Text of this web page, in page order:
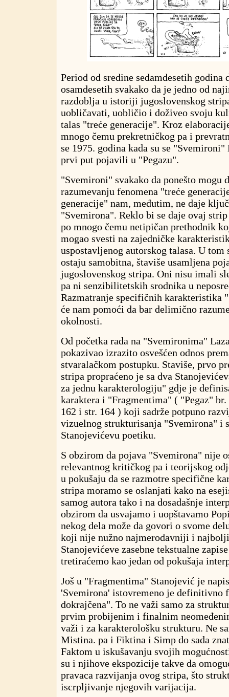
Period od sredine sedamdesetih godina
osamdesetih svakako da je jedno od
razdoblja u istoriji jugoslovenskog
uobličavati, uobličio i doživeo svoju
talas "treće generacije". Kroz
mnogo čemu prekretničkog pa i
se 1975. godina kada su se "Svemironi"
prvi put pojavili u "Pegazu".
"Svemironi" svakako da ponešto mogu
razumevanju fenomena "treće
generacije" nam, međutim, ne daje
"Svemirona". Reklo bi se daje ovaj
po mnogo čemu netipičan prethodnik
mogao svesti na zajedničke
uspostavljenog autorskog talasa. U
ostaju samobitna, štaviše usamljena
jugoslovenskog stripa. Oni nisu imali
pa ni senzibilitetskih srodnika u
Razmatranje specifičnih karakteristika
će nam pomoći da bar delimično
okolnosti.
Od početka rada na "Svemironima"
pokazivao izrazito osvešćen odnos
stvaralačkom postupku. Staviše, prvo
stripa propraćeno je sa dva
za jednu karakterologiju" gdje je
karaktera i "Fragmentima" ( "Pegaz"
162 i str. 164 ) koji sadrže potpuno
vizuelnog strukturisanja "Svemirona" i
Stanojevićevu poetiku.
S obzirom da pojava "Svemirona" nije
relevantnog kritičkog pa i teorijskog
u pokušaju da se razmotre specifične
stripa moramo se oslanjati kako na
samog autora tako i na dosadašnje
obzirom da usvajamo i uopštavamo
nekog dela može da govori o svome
koji nije nužno najmerodavniji i
Stanojevićeve zasebne tekstualne
tretiraćemo kao jedan od pokušaja
Još u "Fragmentima" Stanojević je
'Svemirona' istovremeno je definitivno
dokrajčena". To ne važi samo za
prvim probijenim i finalnim
važi i za karakterološku strukturu. Ne
Mistina. pa i Fiktina i Simp do sada
Faktom u iskušavanju svojih
su i njihove ekspozicije takve da
pravaca razvijanja ovog stripa, što
iscrpljivanje njegovih varijacija.